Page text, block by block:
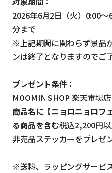
2026年6月2日（火）0:00
分まで
※上記期間に関わらず景品
ンは終了となりますのでご
プレゼント条件：
MOOMIN SHOP 楽天市場
商品名に【ニョロニョロフ
る商品を含む税込2,200円
非売品ステッカーをプレゼ
※送料、ラッピングサービ